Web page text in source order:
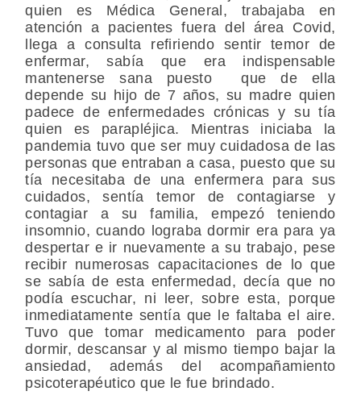
quien es Médica General, trabajaba en
atención a pacientes fuera del área Covid,
llega a consulta refiriendo sentir temor de
enfermar, sabía que era indispensable
mantenerse sana puesto que de ella
depende su hijo de 7 años, su madre quien
padece de enfermedades crónicas y su tía
quien es parapléjica. Mientras iniciaba la
pandemia tuvo que ser muy cuidadosa de las
personas que entraban a casa, puesto que su
tía necesitaba de una enfermera para sus
cuidados, sentía temor de contagiarse y
contagiar a su familia, empezó teniendo
insomnio, cuando lograba dormir era para ya
despertar e ir nuevamente a su trabajo, pese
recibir numerosas capacitaciones de lo que
se sabía de esta enfermedad, decía que no
podía escuchar, ni leer, sobre esta, porque
inmediatamente sentía que le faltaba el aire.
Tuvo que tomar medicamento para poder
dormir, descansar y al mismo tiempo bajar la
ansiedad, además del acompañamiento
psicoterapéutico que le fue brindado.